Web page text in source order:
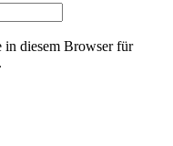
in diesem Browser für